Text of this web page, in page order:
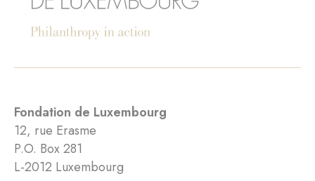
Fondation de Luxembourg
12, rue Erasme
P.O. Box 281
L-2012 Luxembourg